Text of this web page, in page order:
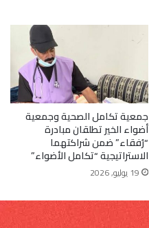
جمعية تكامل الصحية وجمعية
أضواء الخير تطلقان مبادرة
“رُفقاء” ضمن شراكتهما
الاستراتيجية “تكامل الأضواء”
19 يوليو, 2026